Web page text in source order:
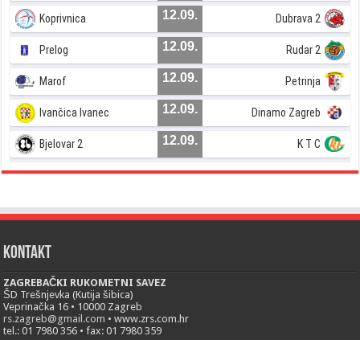
Koprivnica 12.09. Dubrava 2
Prelog 12.09. Rudar 2
Marof 12.09. Petrinja
Ivančica Ivanec 12.09. Dinamo Zagreb
Bjelovar 2 12.09. K T C
Kontakt
ZAGREBAČKI RUKOMETNI SAVEZ
ŠD Trešnjevka (Kutija šibica)
Veprinačka 16 • 10000 Zagreb
rs.zagreb@gmail.com • www.zrs.com.hr
tel.: 01 7980 356 • fax: 01 7980 359